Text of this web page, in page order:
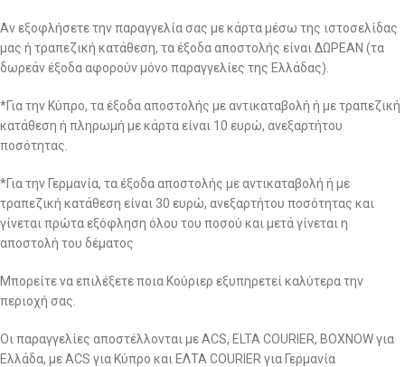
Αν εξοφλήσετε την παραγγελία σας με κάρτα μέσω της ιστοσελίδας
μας ή τραπεζική κατάθεση, τα έξοδα αποστολής είναι ΔΩΡΕΑΝ (τα
δωρεάν έξοδα αφορούν μόνο παραγγελίες της Ελλάδας).
*Για την Κύπρο, τα έξοδα αποστολής με αντικαταβολή ή με τραπεζική
κατάθεση ή πληρωμή με κάρτα είναι 10 ευρώ, ανεξαρτήτου
ποσότητας.
*Για την Γερμανία, τα έξοδα αποστολής με αντικαταβολή ή με
τραπεζική κατάθεση είναι 30 ευρώ, ανεξαρτήτου ποσότητας και
γίνεται πρώτα εξόφληση όλου του ποσού και μετά γίνεται η
αποστολή του δέματος
Μπορείτε να επιλέξετε ποια Κούριερ εξυπηρετεί καλύτερα την
περιοχή σας.
Οι παραγγελίες αποστέλλονται με ACS, ELTA COURIER, BOXNOW για
Ελλάδα, με ACS για Κύπρο και ΕΛΤΑ COURIER για Γερμανία